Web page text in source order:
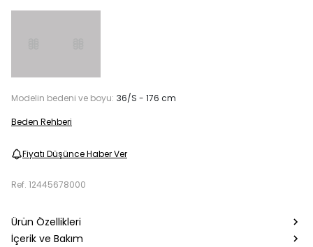
Modelin bedeni ve boyu: 36/S - 176 cm
Beden Rehberi
Fiyatı Düşünce Haber Ver
Ref. 12445678000
Ürün Özellikleri
İçerik ve Bakım